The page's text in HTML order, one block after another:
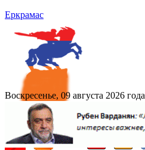
Еркрамас
Воскресенье, 09 августа 2026 года